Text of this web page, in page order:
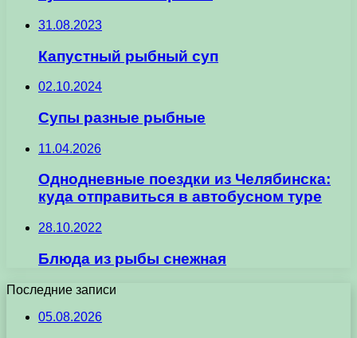
31.08.2023
Капустный рыбный суп
02.10.2024
Супы разные рыбные
11.04.2026
Однодневные поездки из Челябинска:
куда отправиться в автобусном туре
28.10.2022
Блюда из рыбы снежная
Последние записи
05.08.2026